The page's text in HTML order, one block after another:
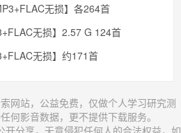
无损】各264首
无损】2.57 G 124首
无损】约171首
网站，公益免费，仅做个人学习研究测
何影音数据，更不提供下载服务。
开分享，无意侵犯任何人的合法权益，如